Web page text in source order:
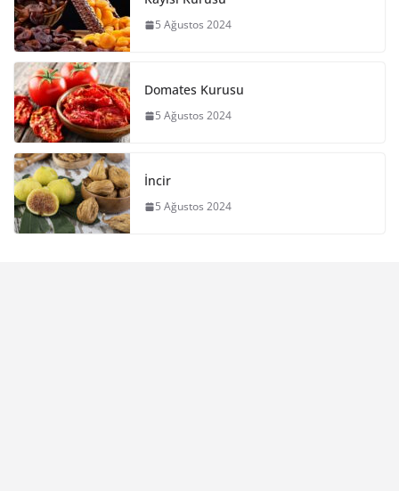
5 Ağustos 2024
Domates Kurusu
5 Ağustos 2024
İncir
5 Ağustos 2024